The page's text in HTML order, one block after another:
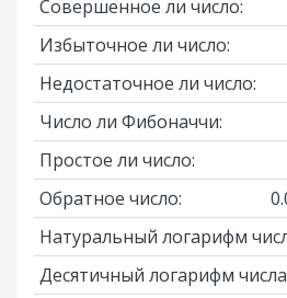
Совершенное ли число:
Избыточное ли число:
Недостаточное ли число:
Число ли Фибоначчи:
Простое ли число:
Обратное число:
Натуральный логарифм
Десятичный логарифм